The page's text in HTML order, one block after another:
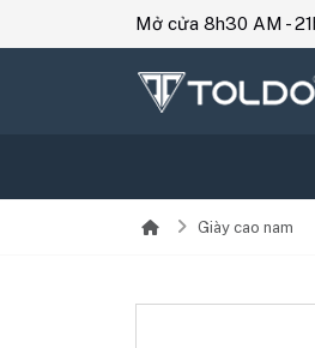
Mở cửa 8h30 AM -
Giày cao nam